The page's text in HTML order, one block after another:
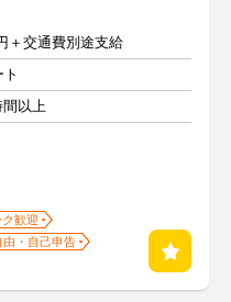
＋交通費別途支給
間以上
歓迎
由・自己申告